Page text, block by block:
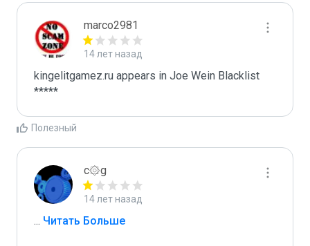
marco2981
14 лет назад
kingelitgamez.ru appears in Joe Wein Blacklist
*****
Полезный
c۞g
14 лет назад
... Читать Больше